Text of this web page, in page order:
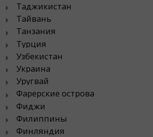
Таджикистан
Тайвань
Танзания
Турция
Узбекистан
Украина
Уругвай
Фарерские острова
Фиджи
Филиппины
Финляндия